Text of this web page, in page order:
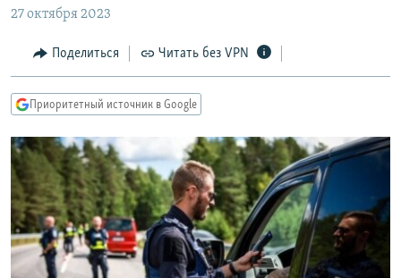
Вернутся
Вернутся
поиску
МНЕНИЯ
КУЛЬТУРА
КАВКАЗ.РЕАЛИИ
СЕВЕР.РЕАЛИИ
СИБИРЬ.РЕАЛИИ
РАСПИСАНИЕ ВЕЩАНИЯ
ПОДПИШИТЕСЬ НА РАССЫЛКУ
27 октября 2023
Поделиться Читать без VPN
Приоритетный источник в Google